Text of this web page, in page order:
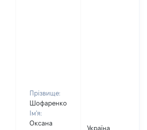
Прізвище:
Шофаренко
Ім'я:
Оксана
Україна